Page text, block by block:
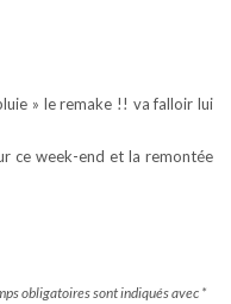
» le remake !! va falloir lui
ce week-end et la remontée
obligatoires sont indiqués avec *